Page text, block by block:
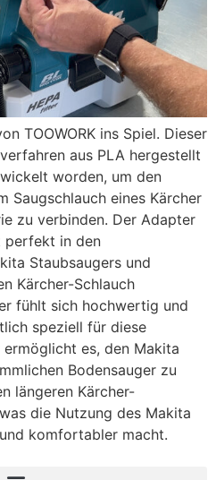
TOOWORK ins Spiel. Dieser
aus PLA hergestellt
worden, um den
Saugschlauch eines Kärcher
zu verbinden. Der Adapter
perfekt in den
Staubsaugers und
Kärcher-Schlauch
fühlt sich hochwertig und
speziell für diese
es, den Makita
Bodensauger zu
längeren Kärcher-
die Nutzung des Makita
komfortabler macht.